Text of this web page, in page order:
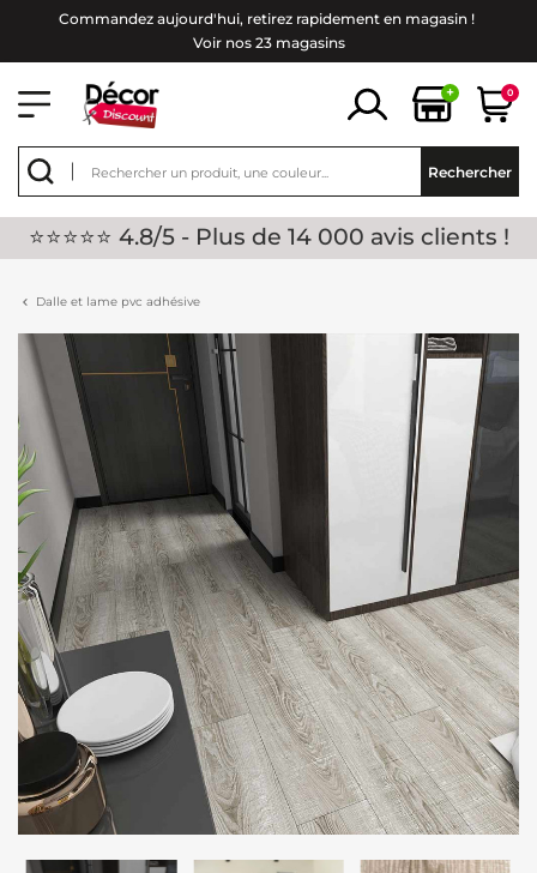
Commandez aujourd'hui, retirez rapidement en magasin !
Voir nos 23 magasins
+ 0
Rechercher
⭐⭐⭐⭐⭐ 4.8/5 - Plus de 14 000 avis clients !
Dalle et lame pvc adhésive